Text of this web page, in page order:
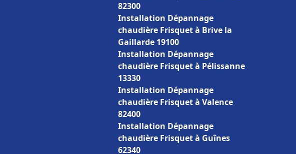
82300
Installation Dépannage
chaudière Frisquet à Brive la
Gaillarde 19100
Installation Dépannage
chaudière Frisquet à Pélissanne
13330
Installation Dépannage
chaudière Frisquet à Valence
82400
Installation Dépannage
chaudière Frisquet à Guînes
62340